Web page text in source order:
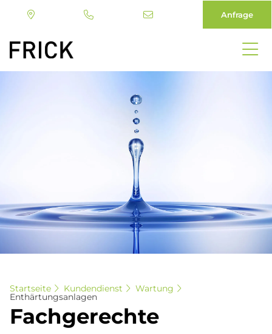
Anfrage
Startseite Kundendienst Wartung
Enthärtungsanlagen
Fach­ge­rech­te